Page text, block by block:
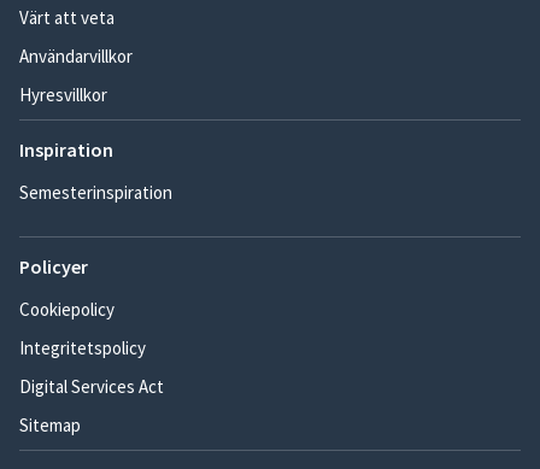
Värt att veta
Användarvillkor
Hyresvillkor
Inspiration
Semesterinspiration
Policyer
Cookiepolicy
Integritetspolicy
Digital Services Act
Sitemap